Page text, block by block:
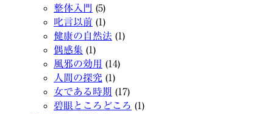
整体入門 (5)
叱言以前 (1)
健康の自然法 (1)
偶感集 (1)
風邪の効用 (14)
人間の探究 (1)
女である時期 (17)
碧眼ところどころ (1)